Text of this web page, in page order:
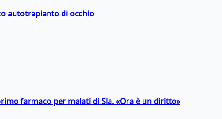
autotrapianto di occhio
farmaco per malati di Sla. «Ora è un diritto»